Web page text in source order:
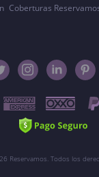
Coberturas
Reservamos. Todos los